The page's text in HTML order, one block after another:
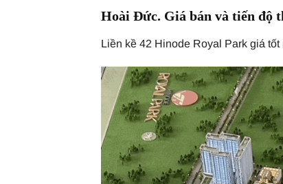
Hoài Đức. Giá bán và tiến độ
Liền kề 42 Hinode Royal Park giá